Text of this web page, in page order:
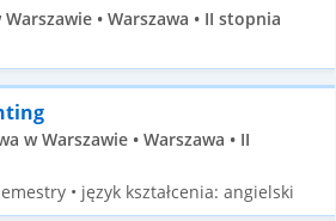
• Warszawa • II stopnia
w Warszawie • Warszawa • II
• język kształcenia: angielski